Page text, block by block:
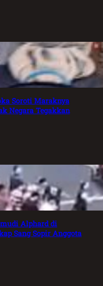
Soroti Maraknya
Negara Tegakkan
Alphard di
Sang Sopir Anggota